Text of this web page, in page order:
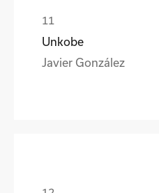
Unkobe
Javier González